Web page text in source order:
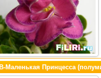
Маленькая Принцесса